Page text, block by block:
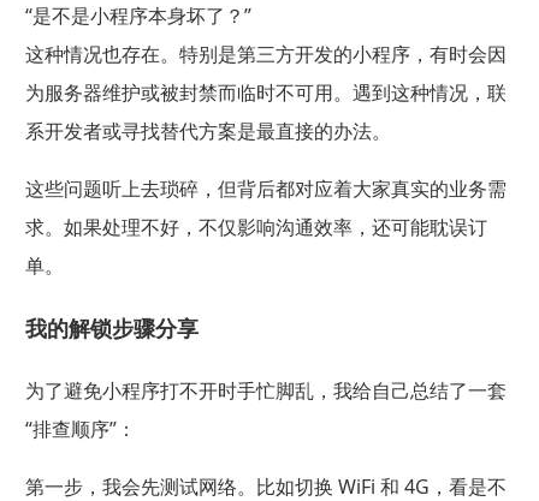
“是不是小程序本身坏了？”
这种情况也存在。特别是第三方开发的小程序，有时会因
为服务器维护或被封禁而临时不可用。遇到这种情况，联
系开发者或寻找替代方案是最直接的办法。
这些问题听上去琐碎，但背后都对应着大家真实的业务需
求。如果处理不好，不仅影响沟通效率，还可能耽误订
单。
我的解锁步骤分享
为了避免小程序打不开时手忙脚乱，我给自己总结了一套
“排查顺序”：
第一步，我会先测试网络。比如切换 WiFi 和 4G，看是不